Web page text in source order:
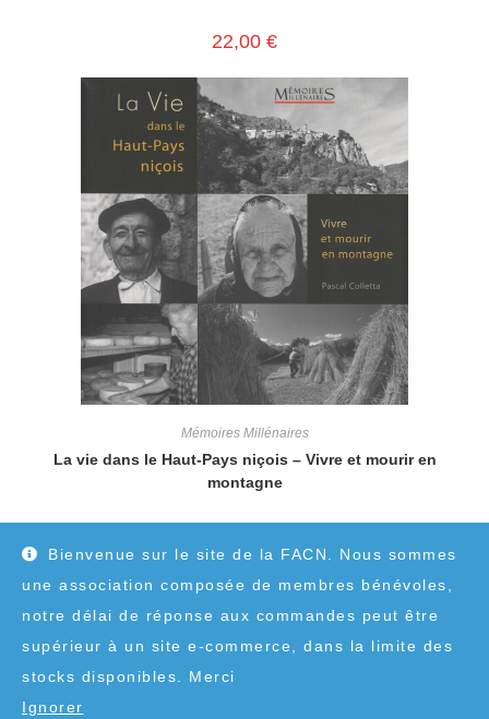
Bienvenue sur le site de la FACN. Nous sommes
une association composée de membres bénévoles,
notre délai de réponse aux commandes peut être
supérieur à un site e-commerce, dans la limite des
stocks disponibles. Merci
Ignorer
22,00 €
Mémoires Millénaires
La vie dans le Haut-Pays niçois – Vivre et mourir en
montagne